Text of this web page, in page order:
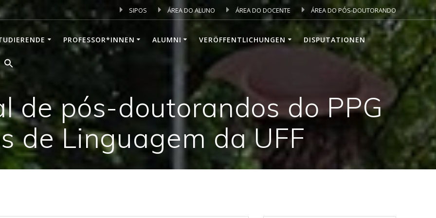
SIPOS ÁREA DO ALUNO ÁREA DO DOCENTE ÁREA DO PÓS-DOUTORANDO
PROFESSOR*INNEN ALUMNI VERÖFFENTLICHUNGEN DISPUTATIONEN
de pós-doutorandos do PPG
de Linguagem da UFF